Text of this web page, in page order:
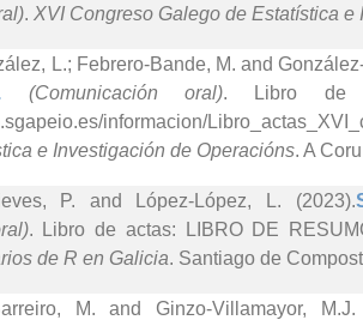
. XVI Congreso Galego de Estatística
L.; Febrero-Bande, M. and
(Comunicación oral). Libro de
informacion/
e Investigación de Operacións. A
P. and López-López, L. (2023).
. Libro de actas: LIBRO DE
de R en Galicia. Santiago de
M. and Ginzo-Villamayor, M.J.